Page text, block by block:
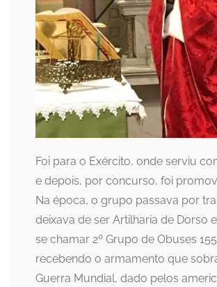
Foi para o Exército, onde serviu
e depois, por concurso, foi
Na época, o grupo passava por
deixava de ser Artilharia de Dorso
se chamar 2º Grupo de Obuses
recebendo o armamento que
Guerra Mundial, dado pelos